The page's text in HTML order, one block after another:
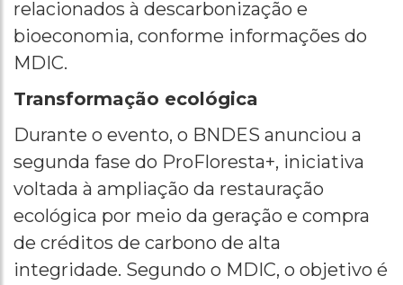
relacionados à descarbonização e
bioeconomia, conforme informações do
MDIC.
Transformação ecológica
Durante o evento, o BNDES anunciou a
segunda fase do ProFloresta+, iniciativa
voltada à ampliação da restauração
ecológica por meio da geração e compra
de créditos de carbono de alta
integridade. Segundo o MDIC, o objetivo é